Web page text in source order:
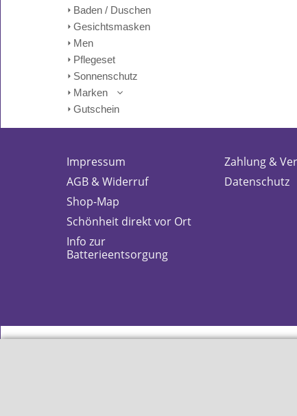
Baden / Duschen
Gesichtsmasken
Men
Pflegeset
Sonnenschutz
Marken
Gutschein
Impressum
AGB & Widerruf
Shop-Map
Schönheit direkt vor Ort
Info zur
Batterieentsorgung
Zahlung &
Datenschutz